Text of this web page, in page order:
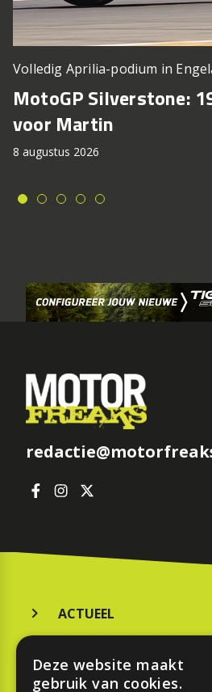
Volledig Aprilia-podium in
MotoGP Silverstone:
voor Martin
8 augustus 2026
ACTUEEL
KOOPGIDS
Deze website maakt
gebruik van cookies.